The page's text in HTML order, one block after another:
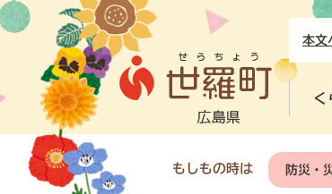
ペ
ー
先
メ
ニ
を
本文
く
もしもの時は 防災・